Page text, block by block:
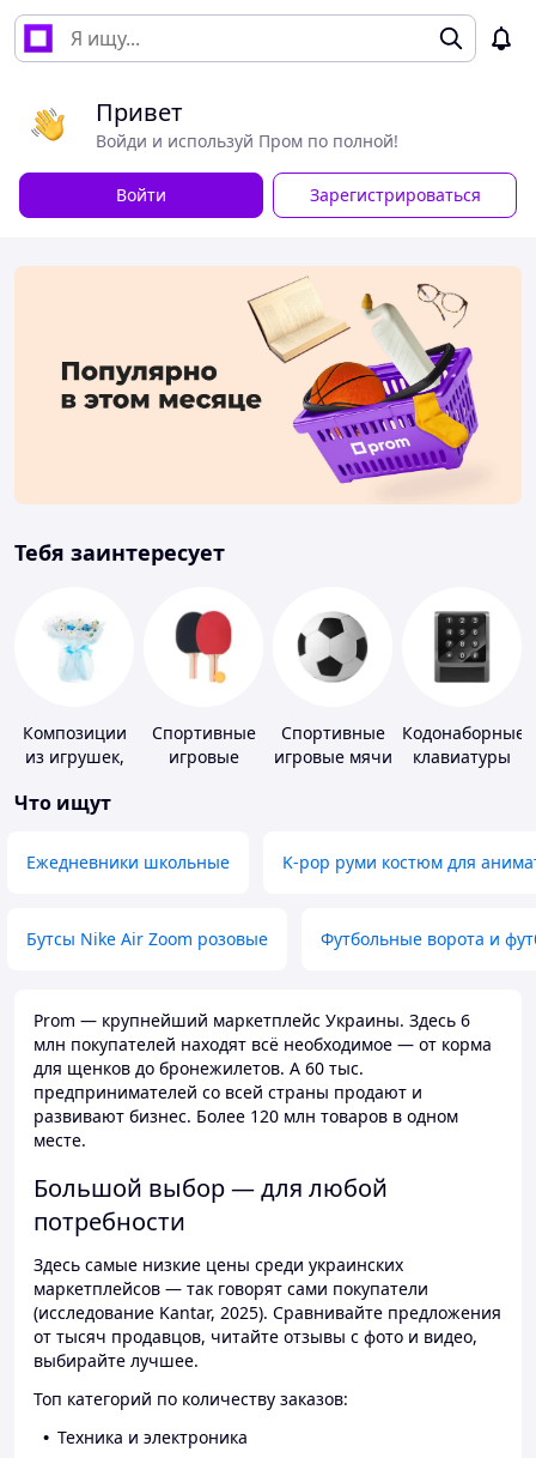
Привет
Войди и используй Пром по полной!
Войти Зарегистрироваться
Тебя заинтересует
Композиции
из игрушек,
подгузников
Спортивные
игровые
Спортивные
игровые мячи
Кодонаборные
клавиатуры
Что ищут
Ежедневники школьные K-pop руми костюм для
Бутсы Nike Air Zoom розовые Футбольные ворота и
Prom — крупнейший маркетплейс Украины. Здесь 6
млн покупателей находят всё необходимое — от корма
для щенков до бронежилетов. А 60 тыс.
предпринимателей со всей страны продают и
развивают бизнес. Более 120 млн товаров в одном
месте.
Большой выбор — для любой
потребности
Здесь самые низкие цены среди украинских
маркетплейсов — так говорят сами покупатели
(исследование Kantar, 2025). Сравнивайте предложения
от тысяч продавцов, читайте отзывы с фото и видео,
выбирайте лучшее.
Топ категорий по количеству заказов:
Техника и электроника